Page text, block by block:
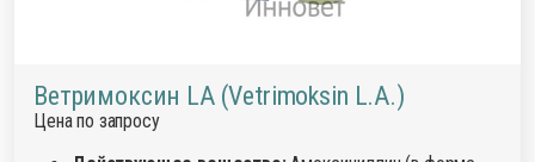
Ветримоксин LA (Vetrimoksin L.A.)
Цена по запросу